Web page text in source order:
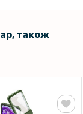
50 Ultra​, Матова
50 Ultra​​ на задню
також